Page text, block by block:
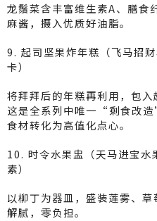
龙鬚菜含丰富维生素A、膳食
麻酱，摄入优质好油脂。
9. 起司坚果炸年糕（飞马招
卡）
将拜拜后的年糕再利用，包入
这是全系列中唯一“剩食改
食材转化为高值化点心。
10. 时令水果盅（天马进宝
素）
以柳丁为器皿，盛装莲雾、
解腻，零负担。